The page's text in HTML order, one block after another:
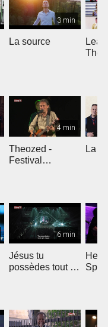
3 min
La source
The
4 min
Theozed -
Festival
La
6 min
Jésus tu
possèdes tout en
He